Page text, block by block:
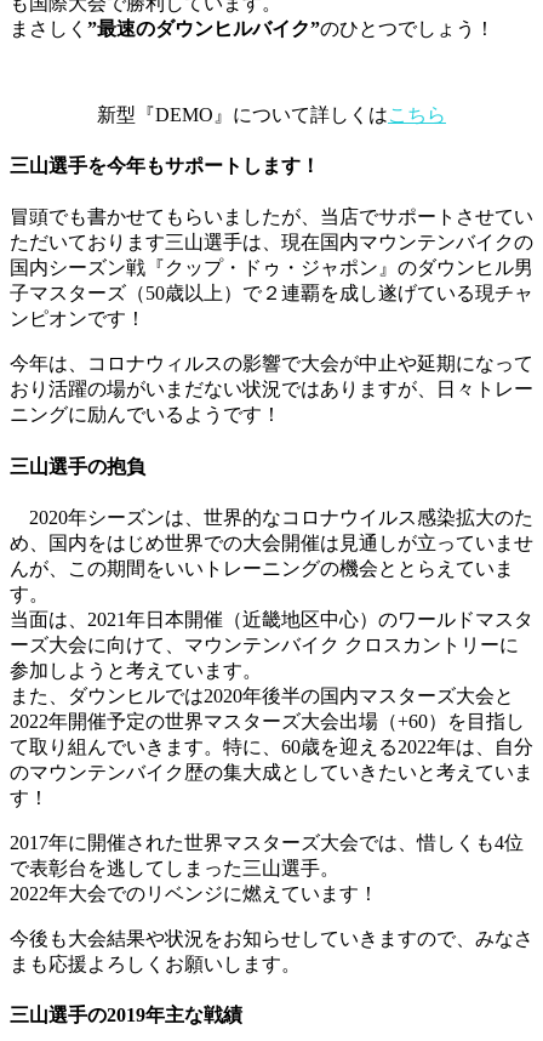
まさしく ”最速のダウンヒルバイク”のひとつでしょう！
新型『DEMO』について詳しくはこちら
三山選手を今年もサポートします！
冒頭でも書かせてもらいましたが、当店でサポートさせてい
ただいております三山選手は、現在国内マウンテンバイクの
国内シーズン戦『クップ・ドゥ・ジャポン』のダウンヒル男
子マスターズ（50歳以上）で２連覇を成し遂げている現チャ
ンピオンです！
今年は、コロナウィルスの影響で大会が中止や延期になって
おり活躍の場がいまだない状況ではありますが、日々トレー
ニングに励んでいるようです！
三山選手の抱負
2020年シーズンは、世界的なコロナウイルス感染拡大のた
め、国内をはじめ世界での大会開催は見通しが立っていませ
んが、この期間をいいトレーニングの機会ととらえていま
す。
当面は、2021年日本開催（近畿地区中心）のワールドマスタ
ーズ大会に向けて、マウンテンバイク クロスカントリーに
参加しようと考えています。
また、ダウンヒルでは2020年後半の国内マスターズ大会と
2022年開催予定の世界マスターズ大会出場（+60）を目指し
て取り組んでいきます。特に、60歳を迎える2022年は、自分
のマウンテンバイク歴の集大成としていきたいと考えていま
す！
2017年に開催された世界マスターズ大会では、惜しくも4位
で表彰台を逃してしまった三山選手。
2022年大会でのリベンジに燃えています！
今後も大会結果や状況をお知らせしていきますので、みなさ
まも応援よろしくお願いします。
三山選手の2019年主な戦績